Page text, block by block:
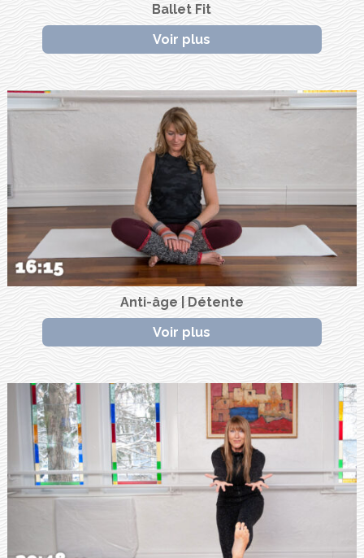
Ballet Fit
Voir plus
Anti-âge | Détente
Voir plus